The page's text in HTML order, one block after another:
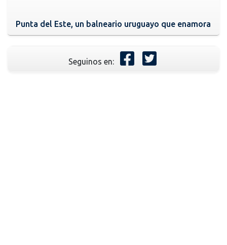
Punta del Este, un balneario uruguayo que enamora
Seguinos en: